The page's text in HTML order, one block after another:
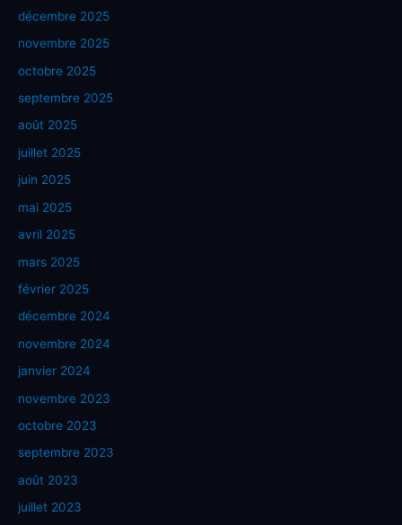
décembre 2025
novembre 2025
octobre 2025
septembre 2025
août 2025
juillet 2025
juin 2025
mai 2025
avril 2025
mars 2025
février 2025
décembre 2024
novembre 2024
janvier 2024
novembre 2023
octobre 2023
septembre 2023
août 2023
juillet 2023